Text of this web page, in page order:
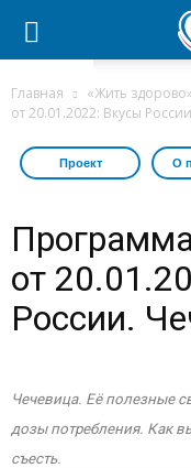
Главная «Жить здорово»
от 20.01.2022: Вкусы
Проект О
от
России.
Чечевица. Её полезные
дозы потребления. Как
съесть.